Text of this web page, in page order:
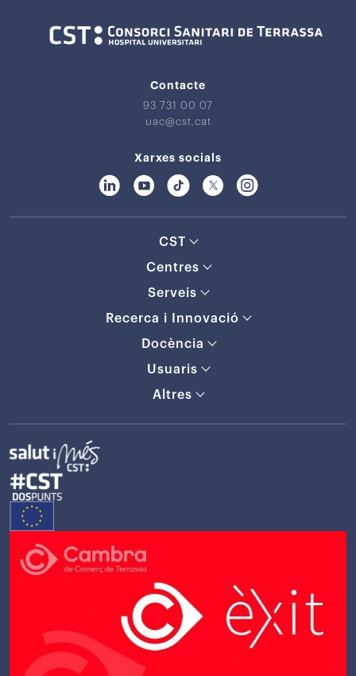
Contacte
93 731 00 07
uac@cst.cat
Xarxes socials
CST
Centres
Serveis
Recerca i Innovació
Docència
Usuaris
Altres